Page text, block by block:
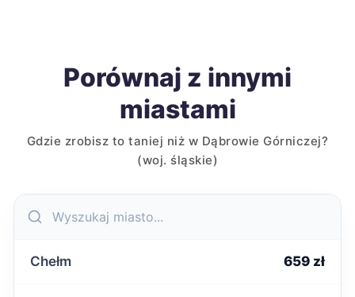
Porównaj z innymi
miastami
Gdzie zrobisz to taniej niż w Dąbrowie Górniczej?
(woj. śląskie)
Chełm 659 zł